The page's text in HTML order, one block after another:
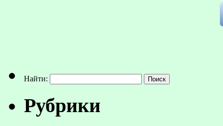
Найти:
Рубрики